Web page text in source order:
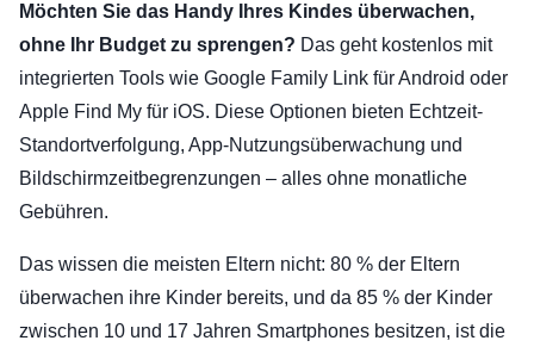
Möchten Sie das Handy Ihres Kindes überwachen,
ohne Ihr Budget zu sprengen? Das geht kostenlos mit
integrierten Tools wie Google Family Link für Android oder
Apple Find My für iOS. Diese Optionen bieten Echtzeit-
Standortverfolgung, App-Nutzungsüberwachung und
Bildschirmzeitbegrenzungen – alles ohne monatliche
Gebühren.
Das wissen die meisten Eltern nicht: 80 % der Eltern
überwachen ihre Kinder bereits, und da 85 % der Kinder
zwischen 10 und 17 Jahren Smartphones besitzen, ist die